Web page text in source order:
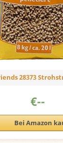
28373
€--
Bei Amazon